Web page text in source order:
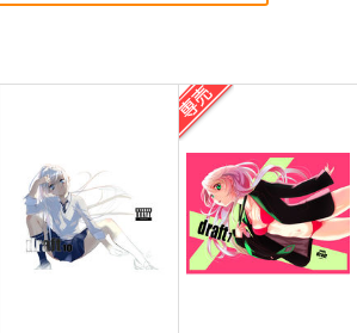
770円（税込）
オリジナル
青山 澄香
白峰 莉花
競売でマンションを買
さくら研究室
550円（税込）
オリジナル
作者
パイセン